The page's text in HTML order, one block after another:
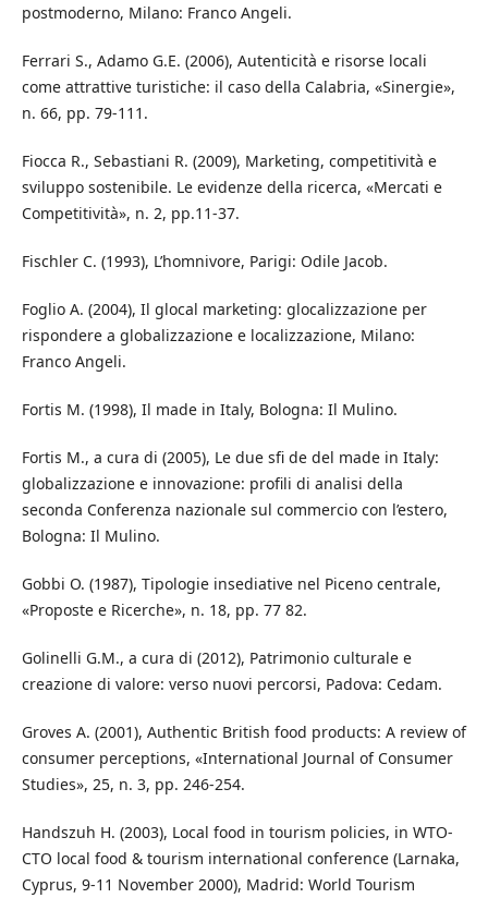
postmoderno, Milano: Franco Angeli.
Ferrari S., Adamo G.E. (2006), Autenticità e risorse locali
come attrattive turistiche: il caso della Calabria, «Sinergie»,
n. 66, pp. 79-111.
Fiocca R., Sebastiani R. (2009), Marketing, competitività e
sviluppo sostenibile. Le evidenze della ricerca, «Mercati e
Competitività», n. 2, pp.11-37.
Fischler C. (1993), L’homnivore, Parigi: Odile Jacob.
Foglio A. (2004), Il glocal marketing: glocalizzazione per
rispondere a globalizzazione e localizzazione, Milano:
Franco Angeli.
Fortis M. (1998), Il made in Italy, Bologna: Il Mulino.
Fortis M., a cura di (2005), Le due sfi de del made in Italy:
globalizzazione e innovazione: profili di analisi della
seconda Conferenza nazionale sul commercio con l’estero,
Bologna: Il Mulino.
Gobbi O. (1987), Tipologie insediative nel Piceno centrale,
«Proposte e Ricerche», n. 18, pp. 77 82.
Golinelli G.M., a cura di (2012), Patrimonio culturale e
creazione di valore: verso nuovi percorsi, Padova: Cedam.
Groves A. (2001), Authentic British food products: A review of
consumer perceptions, «International Journal of Consumer
Studies», 25, n. 3, pp. 246-254.
Handszuh H. (2003), Local food in tourism policies, in WTO-
CTO local food & tourism international conference (Larnaka,
Cyprus, 9-11 November 2000), Madrid: World Tourism